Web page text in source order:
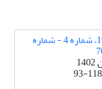
دوره 19، شماره 4 - شماره
93-118